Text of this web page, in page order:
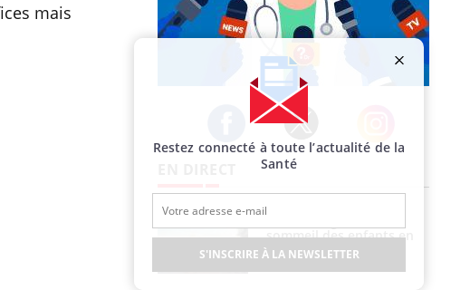
mais
Facebook Twitter Instagram
barracuda, une petite fille sommeil des enfants en
vacances ?
Restez connecté à toute l’actualité de la
Santé
S'INSCRIRE À LA NEWSLETTER